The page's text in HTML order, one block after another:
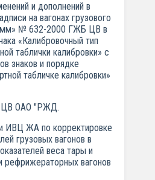
и дополнений в
на вагонах грузового
мм» № 632-2000 ГЖБ ЦВ в
«Калибровочный тип
таблички калибровки» с
знаков и порядке
табличке калибровки»
ЦВ ОАО "РЖД.
ИВЦ ЖА по корректировке
грузовых вагонов в
веса тары и
рефрижераторных вагонов